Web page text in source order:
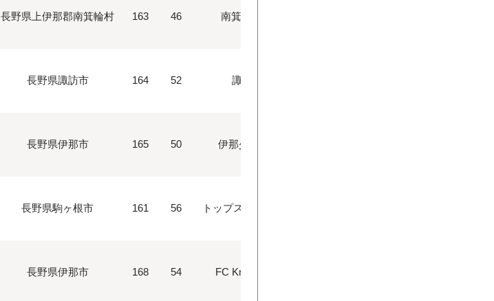
長野県上伊那郡南箕輪村 163 46 南箕輪FC.Jr
長野県諏訪市 164 52 諏訪FC
長野県伊那市 165 50 伊那少年SSS
長野県駒ヶ根市 161 56 トップストーン宮田
長野県伊那市 168 54 FC Knights FC